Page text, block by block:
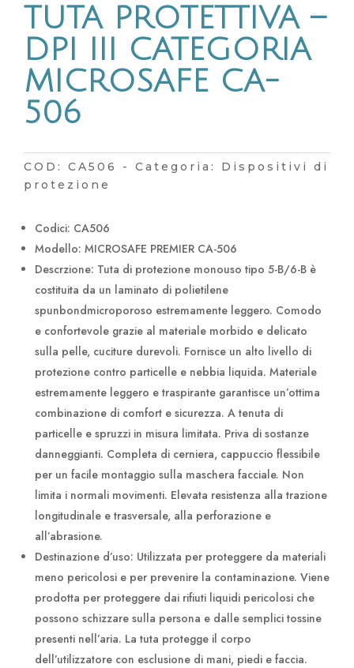
TUTA PROTETTIVA –
DPI III CATEGORIA
MICROSAFE CA-
506
COD: CA506 Categoria: Dispositivi di
protezione
Codici: CA506
Modello: MICROSAFE PREMIER CA-506
Descrzione: Tuta di protezione monouso tipo 5-B/6-B è
costituita da un laminato di polietilene
spunbondmicroporoso estremamente leggero. Comodo
e confortevole grazie al materiale morbido e delicato
sulla pelle, cuciture durevoli. Fornisce un alto livello di
protezione contro particelle e nebbia liquida. Materiale
estremamente leggero e traspirante garantisce un’ottima
combinazione di comfort e sicurezza. A tenuta di
particelle e spruzzi in misura limitata. Priva di sostanze
danneggianti. Completa di cerniera, cappuccio flessibile
per un facile montaggio sulla maschera facciale. Non
limita i normali movimenti. Elevata resistenza alla trazione
longitudinale e trasversale, alla perforazione e
all’abrasione.
Destinazione d’uso: Utilizzata per proteggere da materiali
meno pericolosi e per prevenire la contaminazione. Viene
prodotta per proteggere dai rifiuti liquidi pericolosi che
possono schizzare sulla persona e dalle semplici tossine
presenti nell’aria. La tuta protegge il corpo
dell’utilizzatore con esclusione di mani, piedi e faccia.